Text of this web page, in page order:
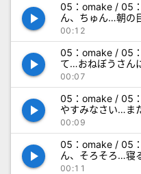
play_arrow
05：omake / 05
ん、ちゅん…朝の
な…って….mp4
00:12
play_arrow
05：omake / 05
て…おねぼうさん
00:07
play_arrow
05：omake / 05
やすみなさい…
00:09
play_arrow
05：omake / 05
ん、そろそろ…
00:11